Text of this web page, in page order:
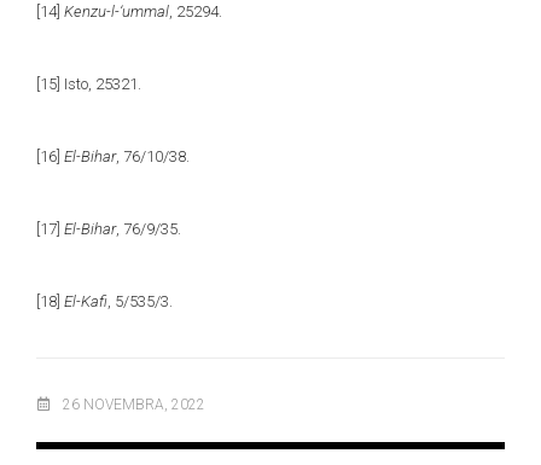
[14] Kenzu-l-‘ummal , 25294.
[15] Isto, 25321.
[16] El-Bihar, 76/10/38.
[17] El-Bihar, 76/9/35.
[18] El-Kafi , 5/535/3.
26 NOVEMBRA, 2022